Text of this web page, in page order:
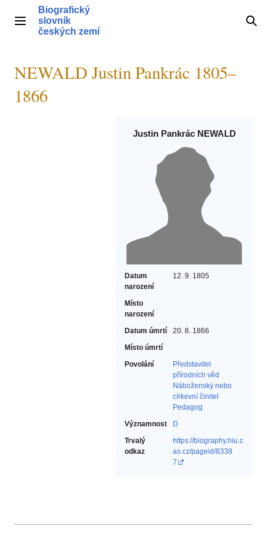
obsahHlavní menu
Biografický
slovník
českých zemí
NEWALD Justin Pankrác 1805–
1866
Justin Pankrác NEWALD
Datum
narození
12. 9. 1805
Místo
narození
Datum úmrtí
20. 8. 1866
Místo úmrtí
Povolání
Představitel
přírodních věd‎
Náboženský nebo
církevní činitel‎
Pedagog‎
Významnost
D
Trvalý
odkaz
https://biography.hiu.c
as.cz/pageid/8338
7